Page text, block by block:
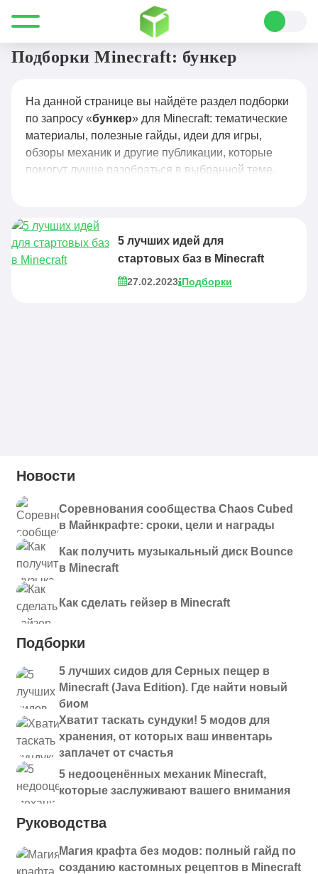
Все для Minecraft бункер
Подборки Minecraft: бункер
На данной странице вы найдёте раздел подборки
по запросу «бункер» для Minecraft: тематические
материалы, полезные гайды, идеи для игры,
обзоры механик и другие публикации, которые
помогут лучше разобраться в выбранной теме.
5 лучших идей для
стартовых баз в Minecraft
27.02.2023 Подборки
Новости
Соревнования сообщества Chaos Cubed
в Майнкрафте: сроки, цели и награды
Как получить музыкальный диск Bounce
в Minecraft
Как сделать гейзер в Minecraft
Подборки
5 лучших сидов для Серных пещер в
Minecraft (Java Edition). Где найти новый
биом
Хватит таскать сундуки! 5 модов для
хранения, от которых ваш инвентарь
заплачет от счастья
5 недооценённых механик Minecraft,
которые заслуживают вашего внимания
Руководства
Магия крафта без модов: полный гайд по
созданию кастомных рецептов в Minecraft